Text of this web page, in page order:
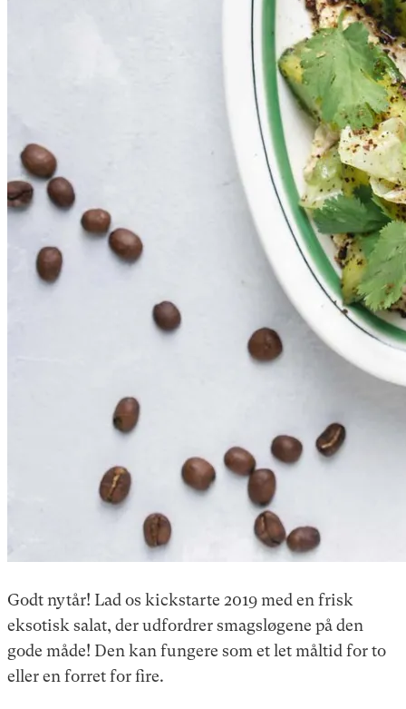
Godt nytår! Lad os kickstarte 2019 med en frisk
eksotisk salat, der udfordrer smagsløgene på den
gode måde! Den kan fungere som et let måltid for to
eller en forret for fire.